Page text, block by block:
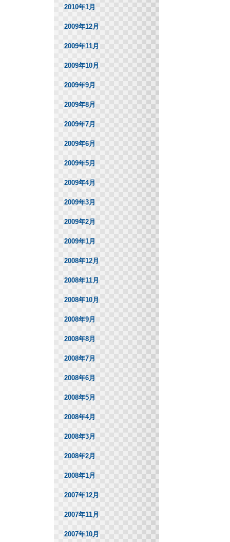
2010年1月
2009年12月
2009年11月
2009年10月
2009年9月
2009年8月
2009年7月
2009年6月
2009年5月
2009年4月
2009年3月
2009年2月
2009年1月
2008年12月
2008年11月
2008年10月
2008年9月
2008年8月
2008年7月
2008年6月
2008年5月
2008年4月
2008年3月
2008年2月
2008年1月
2007年12月
2007年11月
2007年10月